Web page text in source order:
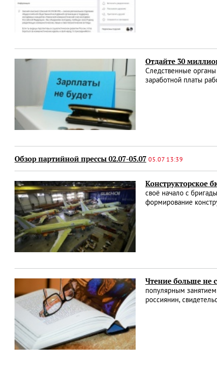
Отдайте 30
Следственные
заработной платы
Обзор партийной прессы 02.07-05.07 05.07 13:39
Конструкторское
своё начало с
формирование
Чтение больше не
популярным
россиянин,